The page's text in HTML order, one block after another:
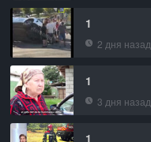
1
2 дня назад
1
3 дня назад
1